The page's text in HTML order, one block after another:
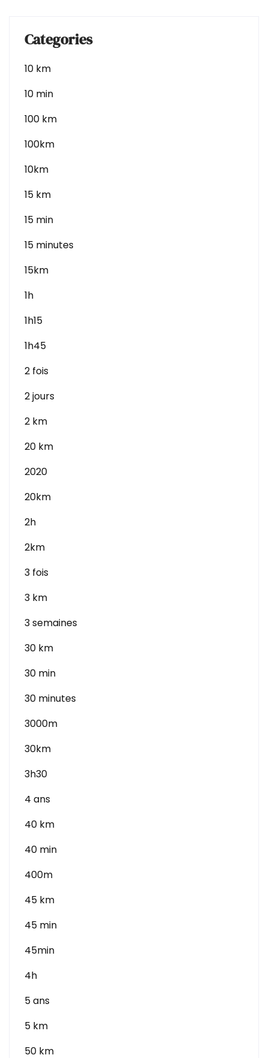
Categories
10 km
10 min
100 km
100km
10km
15 km
15 min
15 minutes
15km
1h
1h15
1h45
2 fois
2 jours
2 km
20 km
2020
20km
2h
2km
3 fois
3 km
3 semaines
30 km
30 min
30 minutes
3000m
30km
3h30
4 ans
40 km
40 min
400m
45 km
45 min
45min
4h
5 ans
5 km
50 km